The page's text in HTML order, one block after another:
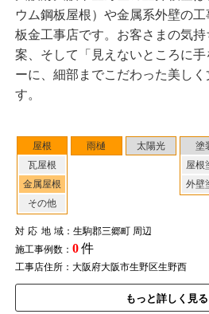
屋根
瓦屋根
金属屋根
その他
雨樋 太陽光
塗
屋根
外壁
対応地域：生駒郡三郷町 周辺
施工事例数： 0件
工事店住所：大阪府大阪市生野区生野西
もっと詳しく見る
ウム鋼板屋根）や金属系外壁の
板金工事店です。お客さまの気
案、そして「見えないところに手
ーに、細部までこだわった美し
す。